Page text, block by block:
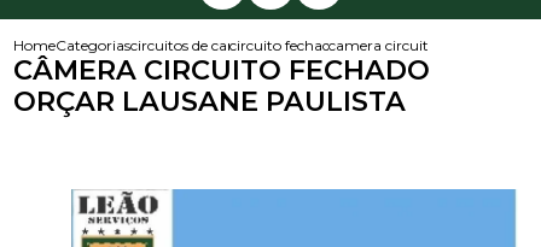
HomeCategoriascircuitos de camerascircuito fechado de camerascamera circuito fechado orcar
CÂMERA CIRCUITO FECHADO
ORÇAR LAUSANE PAULISTA